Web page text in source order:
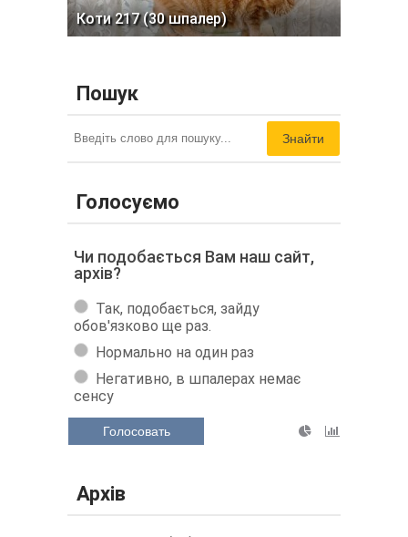
Коти 217 (30 шпалер)
Пошук
Знайти
Голосуємо
Чи подобається Вам наш сайт,
архів?
Так, подобається, зайду
обов'язково ще раз.
Нормально на один раз
Негативно, в шпалерах немає
сенсу
Голосовать
Архів